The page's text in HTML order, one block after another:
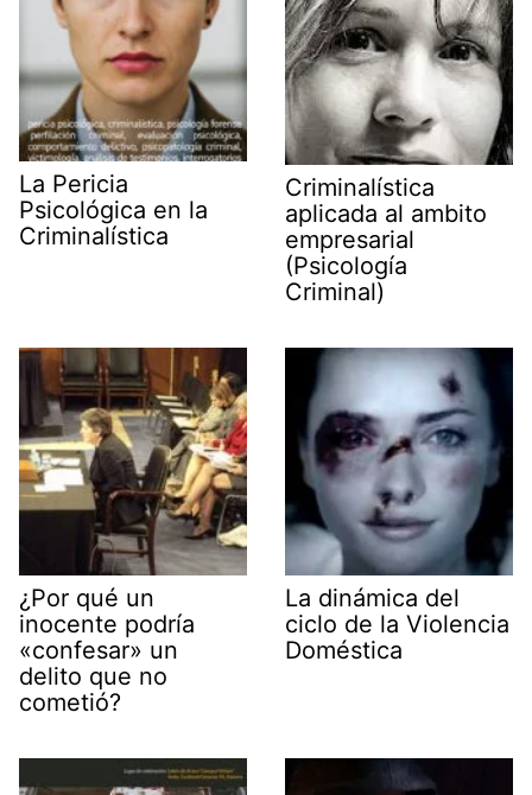
La Pericia
Psicológica en la
Criminalística
Criminalística
aplicada al ambito
empresarial
(Psicología
Criminal)
¿Por qué un
inocente podría
«confesar» un
delito que no
cometió?
La dinámica del
ciclo de la Violencia
Doméstica